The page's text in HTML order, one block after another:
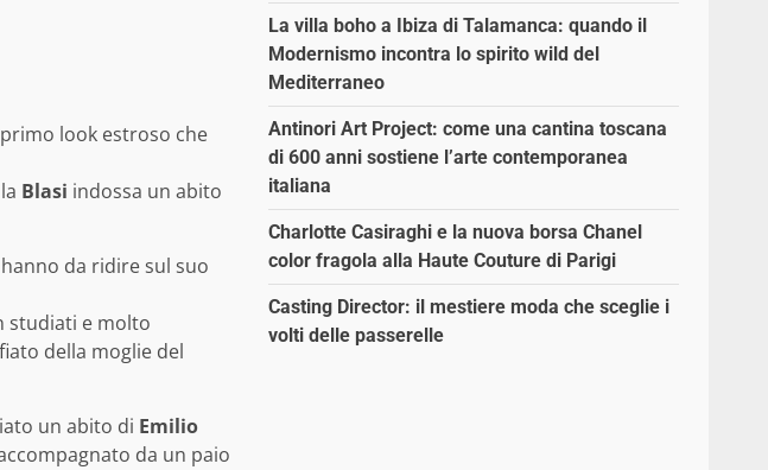
look estroso che
Blasi indossa un abito
da ridire sul suo
studiati e molto
della moglie del
un abito di Emilio
da un paio
La villa boho a Ibiza di Talamanca: quando il
Modernismo incontra lo spirito wild del
Mediterraneo
Antinori Art Project: come una cantina toscana
di 600 anni sostiene l’arte contemporanea
italiana
Charlotte Casiraghi e la nuova borsa Chanel
color fragola alla Haute Couture di Parigi
Casting Director: il mestiere moda che sceglie i
volti delle passerelle